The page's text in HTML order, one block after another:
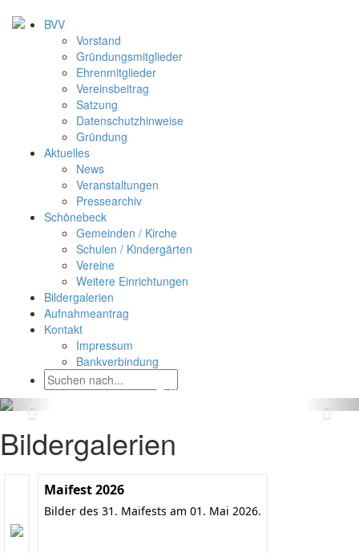
BVV
Vorstand
Gründungsmitglieder
Ehrenmitglieder
Vereinsbeitrag
Satzung
Datenschutzhinweise
Gründung
Aktuelles
News
Veranstaltungen
Pressearchiv
Schönebeck
Gemeinden / Kirche
Schulen / Kindergärten
Vereine
Weitere Einrichtungen
Bildergalerien
Aufnahmeantrag
Kontakt
Impressum
Bankverbindung
Bildergalerien
Maifest 2026
Bilder des 31. Maifests am 01. Mai 2026.